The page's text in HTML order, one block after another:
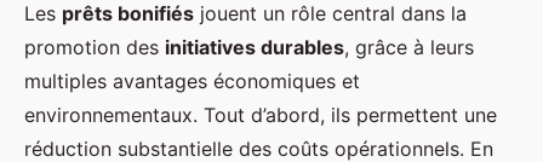
Les prêts bonifiés jouent un rôle central dans la
promotion des initiatives durables, grâce à leurs
multiples avantages économiques et
environnementaux. Tout d’abord, ils permettent une
réduction substantielle des coûts opérationnels. En